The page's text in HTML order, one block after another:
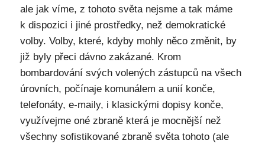
ale jak víme, z tohoto světa nejsme a tak máme
k dispozici i jiné prostředky, než demokratické
volby. Volby, které, kdyby mohly něco změnit, by
již byly přeci dávno zakázané. Krom
bombardování svých volených zástupců na všech
úrovních, počínaje komunálem a unií konče,
telefonáty, e-maily, i klasickými dopisy konče,
využívejme oné zbraně která je mocnější než
všechny sofistikované zbraně světa tohoto (ale